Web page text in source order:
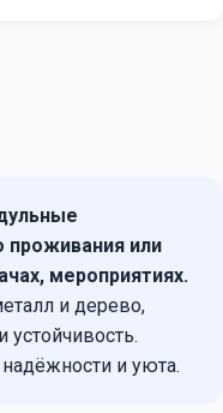
проживания или
мероприятиях.
и дерево,
устойчивость.
и уюта.